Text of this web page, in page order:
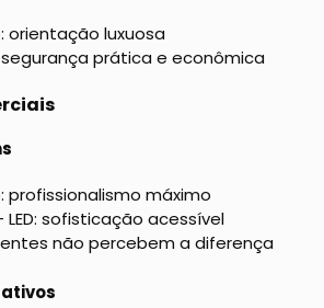
orientação luxuosa
segurança prática e econômica
profissionalismo máximo
LED: sofisticação acessível
não percebem a diferença